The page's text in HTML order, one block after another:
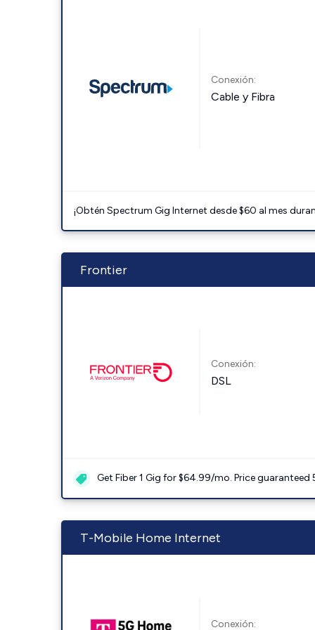
Conexión:
Cable y Fibra
¡Obtén Spectrum Gig Internet desde $60 al mes
Frontier
Conexión:
DSL
Get Fiber 1 Gig for $64.99/mo. Price
T-Mobile Home Internet
Conexión: